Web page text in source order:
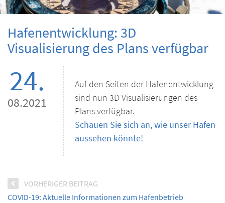
Hafenentwicklung: 3D
Visualisierung des Plans verfügbar
24.
08.2021
Auf den Seiten der Hafenentwicklung
sind nun 3D Visualisierungen des
Plans verfügbar.
Schauen Sie sich an, wie unser Hafen
aussehen könnte!
VORHERIGER BEITRAG
COVID-19: Aktuelle Informationen zum Hafenbetrieb